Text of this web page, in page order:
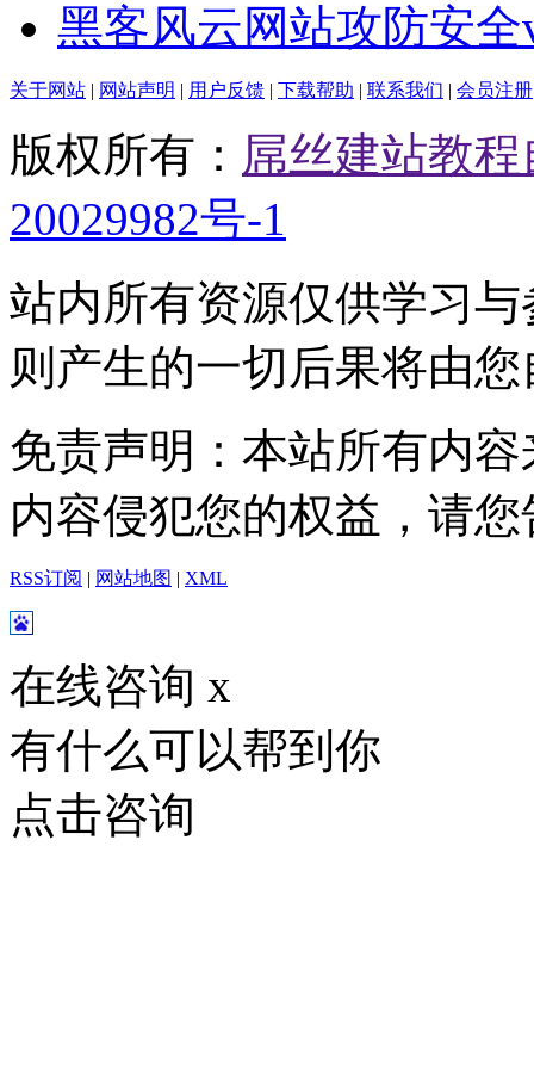
黑客风云网站攻防安全
关于网站 | 网站声明 | 用户反馈 | 下载帮助 | 联系我们 | 会员注册
版权所有： 屌丝建站教
20029982号-1
站内所有资源仅供学习
则产生的一切后果将由
免责声明：本站所有内
内容侵犯您的权益，请
RSS订阅 | 网站地图 | XML
在线咨询 x
有什么可以帮到你
点击咨询